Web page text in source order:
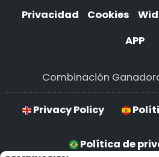
Privacidad
Cookies
APP
Combinación
Privacy Policy
Política de